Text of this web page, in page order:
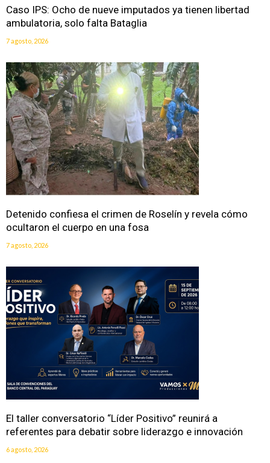
Caso IPS: Ocho de nueve imputados ya tienen libertad
ambulatoria, solo falta Bataglia
7 agosto, 2026
Detenido confiesa el crimen de Roselín y revela cómo
ocultaron el cuerpo en una fosa
7 agosto, 2026
El taller conversatorio “Líder Positivo” reunirá a
referentes para debatir sobre liderazgo e innovación
6 agosto, 2026